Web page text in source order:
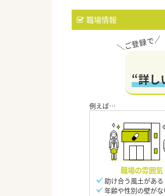
職場情報
“詳し
職場の雰囲気
助け合う風土がある
年齢や性別の壁がな